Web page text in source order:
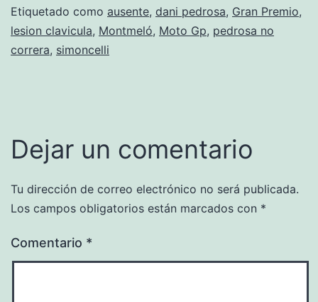
Etiquetado como ausente, dani pedrosa, Gran Premio,
lesion clavicula, Montmeló, Moto Gp, pedrosa no
correra, simoncelli
Dejar un comentario
Tu dirección de correo electrónico no será publicada.
Los campos obligatorios están marcados con *
Comentario *